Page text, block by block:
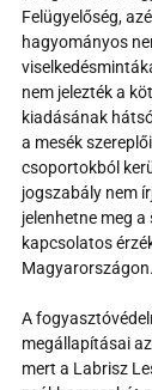
Felügyelőség,
hagyományos
nem jelezték a
kiadásának
a mesék
csoportokból
jogszabály nem
jelenhetne meg a
kapcsolatos
Magyarországon.
A
megállapításai
mert a Labrisz